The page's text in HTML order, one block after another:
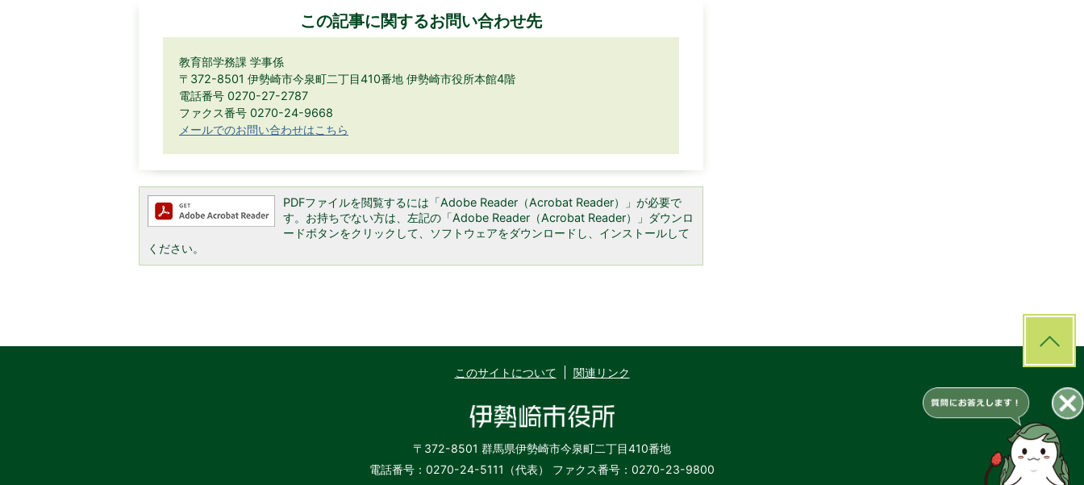
この記事に関するお問い合わせ先
教育部学務課 学事係
〒372-8501 伊勢崎市今泉町二丁目410番地 伊勢崎市役所本館4階
電話番号 0270-27-2787
ファクス番号 0270-24-9668
メールでのお問い合わせはこちら
PDFファイルを閲覧するには「Adobe Reader（Acrobat Reader）」が必要で
す。お持ちでない方は、左記の「Adobe Reader（Acrobat Reader）」ダウンロ
ードボタンをクリックして、ソフトウェアをダウンロードし、インストールして
ください。
このサイトについて 関連リンク
〒372-8501 群馬県伊勢崎市今泉町二丁目410番地
電話番号：0270-24-5111（代表） ファクス番号：0270-23-9800